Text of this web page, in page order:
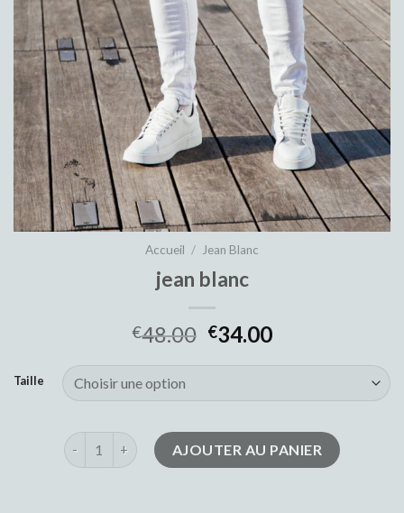
Accueil / Jean Blanc
jean blanc
€48.00 €34.00
Taille
quantité de jean blancAJOUTER AU PANIER